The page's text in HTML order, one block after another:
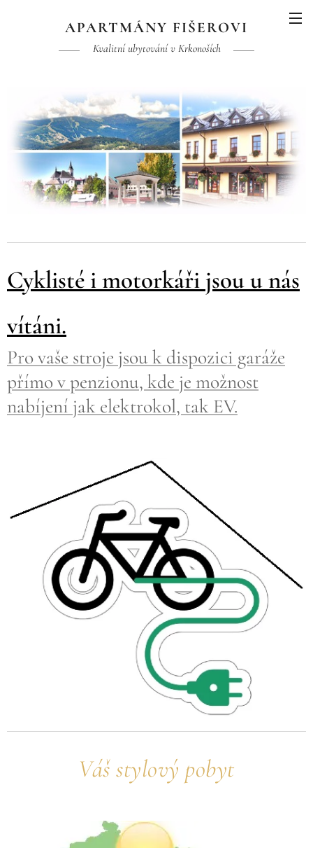
APARTMÁNY FIŠEROVI
Kvalitní ubytování v Krkonoších
Cyklisté i motorkáři jsou u nás
vítáni.
Pro vaše stroje jsou k dispozici garáže
přímo v penzionu, kde je možnost
nabíjení jak elektrokol, tak EV.
Váš stylový pobyt